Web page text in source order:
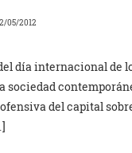
05/2012
día internacional de
sociedad
del capital